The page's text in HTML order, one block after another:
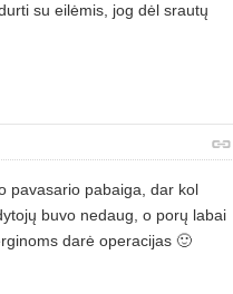
su eilėmis, jog dėl srautų
pavasario pabaiga, dar kol
buvo nedaug, o porų labai
darė operacijas 🙂